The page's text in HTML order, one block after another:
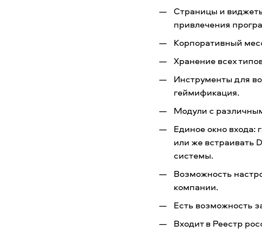
Страницы и
привлечения
Корпоративный
Хранение всех
Инструменты для
геймификация.
Модули с
Единое окно входа:
или же встраивать
системы.
Возможность
компании.
Есть возможность
Входит в Реестр